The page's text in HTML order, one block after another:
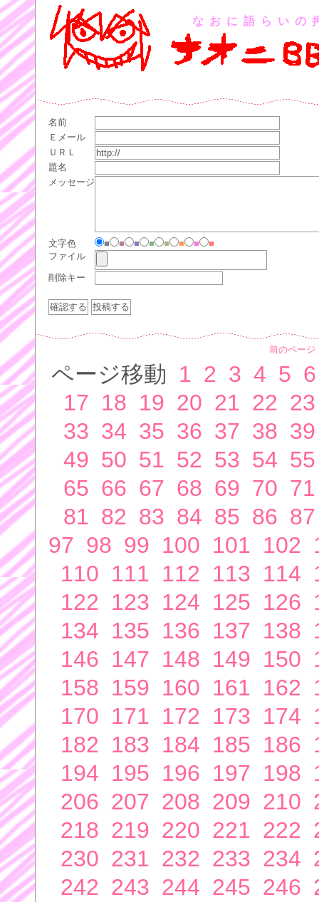
なおに語らいの
名前
Ｅメール
ＵＲＬ
題名
メッセージ
文字色 ■ ■ ■ ■ ■ ■ ■
■
ファイル
削除キー
前のページ
ページ移動 1 2 3 4 5 6
17 18 19 20 21 22 23
33 34 35 36 37 38 39
49 50 51 52 53 54 55
65 66 67 68 69 70 71
81 82 83 84 85 86 87
97 98 99 100 101 102
110 111 112 113 114
122 123 124 125 126
134 135 136 137 138
146 147 148 149 150
158 159 160 161 162
170 171 172 173 174
182 183 184 185 186
194 195 196 197 198
206 207 208 209 210
218 219 220 221 222
230 231 232 233 234
242 243 244 245 246